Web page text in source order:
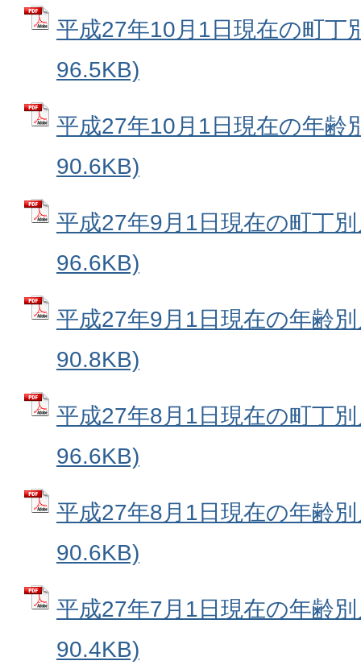
平成27年10月1日現在の町丁
96.5KB)
平成27年10月1日現在の年齢
90.6KB)
平成27年9月1日現在の町丁
96.6KB)
平成27年9月1日現在の年齢
90.8KB)
平成27年8月1日現在の町丁
96.6KB)
平成27年8月1日現在の年齢
90.6KB)
平成27年7月1日現在の年齢
90.4KB)